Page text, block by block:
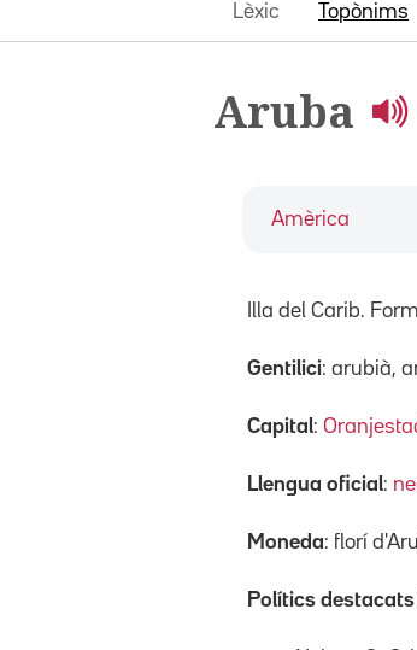
Lèxic Topònims
Aruba
Amèrica
Illa del Carib.
Gentilici: arubià,
Capital:
Llengua oficial:
Moneda: florí
Polítics destacats